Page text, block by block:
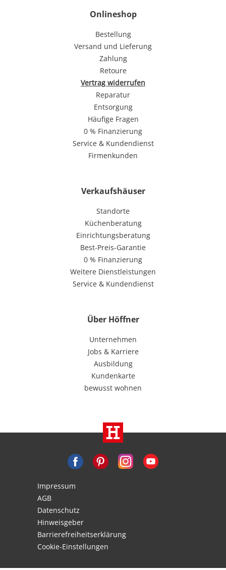
Onlineshop
Bestellung
Versand und Lieferung
Zahlung
Retoure
Vertrag widerrufen
Reparatur
Entsorgung
Häufige Fragen
0 % Finanzierung
Service & Kundendienst
Firmenkunden
Verkaufshäuser
Standorte
Küchenberatung
Einrichtungsberatung
Best-Preis-Garantie
0 % Finanzierung
Weitere Dienstleistungen
Service & Kundendienst
Über Höffner
Unternehmen
Jobs & Karriere
Ausbildung
Kundenkarte
bewusst wohnen
Impressum
AGB
Datenschutz
Hinweisgeber
Barrierefreiheitserklärung
Cookie-Einstellungen